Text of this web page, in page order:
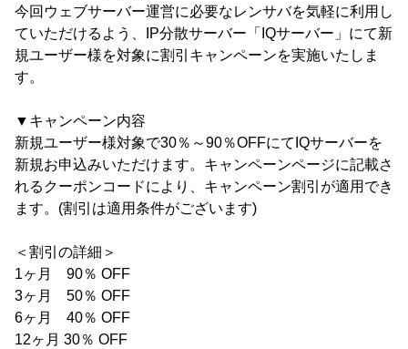
今回ウェブサーバー運営に必要なレンサバを気軽に利用し
ていただけるよう、IP分散サーバー「IQサーバー」にて新
規ユーザー様を対象に割引キャンペーンを実施いたしま
す。
▼キャンペーン内容
新規ユーザー様対象で30％～90％OFFにてIQサーバーを
新規お申込みいただけます。キャンペーンページに記載さ
れるクーポンコードにより、キャンペーン割引が適用でき
ます。(割引は適用条件がございます)
＜割引の詳細＞
1ヶ月 90％ OFF
3ヶ月 50％ OFF
6ヶ月 40％ OFF
12ヶ月 30％ OFF